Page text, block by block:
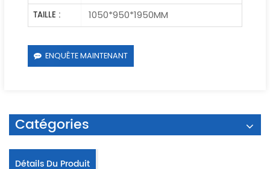
TAILLE :
1050*950*1950MM
ENQUÊTE MAINTENANT
Catégories
Détails Du Produit